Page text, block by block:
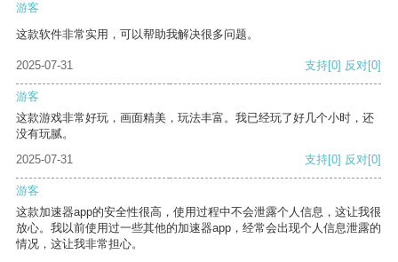
游客
这款软件非常实用，可以帮助我解决很多问题。
2025-07-31 支持[0] 反对[0]
游客
这款游戏非常好玩，画面精美，玩法丰富。我已经玩了好几个小时，还
没有玩腻。
2025-07-31
支持[0] 反对[0]
游客
这款加速器app的安全性很高，使用过程中不会泄露个人信息，这让我很
放心。我以前使用过一些其他的加速器app，经常会出现个人信息泄露的
情况，这让我非常担心。